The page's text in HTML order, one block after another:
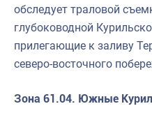
обследует траловой
глубоководной
прилегающие к заливу
северо-восточного
Зона 61.04. Южные